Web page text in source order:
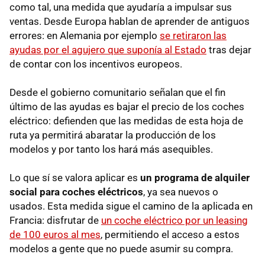
como tal, una medida que ayudaría a impulsar sus
ventas. Desde Europa hablan de aprender de antiguos
errores: en Alemania por ejemplo se retiraron las
ayudas por el agujero que suponía al Estado tras dejar
de contar con los incentivos europeos.
Desde el gobierno comunitario señalan que el fin
último de las ayudas es bajar el precio de los coches
eléctrico: defienden que las medidas de esta hoja de
ruta ya permitirá abaratar la producción de los
modelos y por tanto los hará más asequibles.
Lo que sí se valora aplicar es un programa de alquiler
social para coches eléctricos, ya sea nuevos o
usados. Esta medida sigue el camino de la aplicada en
Francia: disfrutar de un coche eléctrico por un leasing
de 100 euros al mes, permitiendo el acceso a estos
modelos a gente que no puede asumir su compra.